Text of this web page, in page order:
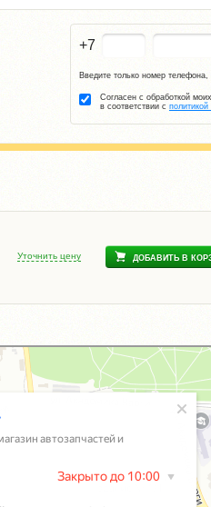
+7
Введите только номер
Согласен с обработкой
в соответствии с
Уточнить цену ДОБАВИТЬ В